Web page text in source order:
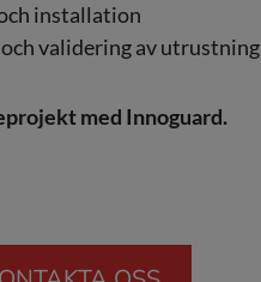
installation
validering av utrustning
med Innoguard.